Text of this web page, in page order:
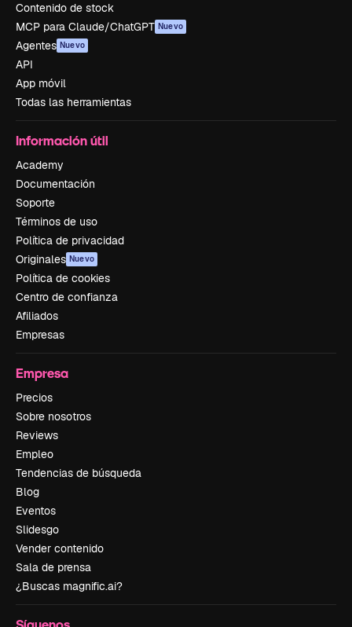
Contenido de stock
MCP para Claude/ChatGPT Nuevo
Agentes Nuevo
API
App móvil
Todas las herramientas
Información útil
Academy
Documentación
Soporte
Términos de uso
Política de privacidad
Originales Nuevo
Política de cookies
Centro de confianza
Afiliados
Empresas
Empresa
Precios
Sobre nosotros
Reviews
Empleo
Tendencias de búsqueda
Blog
Eventos
Slidesgo
Vender contenido
Sala de prensa
¿Buscas magnific.ai?